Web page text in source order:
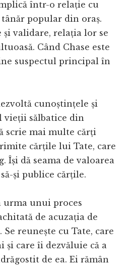
într-o relație cu
popular din oraș.
validare, relația lor se
Când Chase este
suspectul principal în
cunoștințele și
sălbatice din
scrie mai multe cărți
cărțile lui Tate, care
Își dă seama de valoarea
și publice cărțile.
urma unui proces
de acuzația de
reunește cu Tate, care
și care îi dezvăluie că a
de ea. Ei rămân